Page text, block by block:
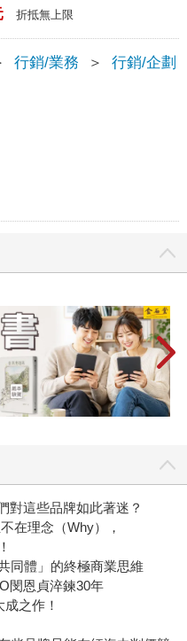
折抵無上限
行銷/業務 ＞ 行銷/企劃
這些品牌如此著迷？
在理念（Why），
同體」的終極商業思維
閔恩貞淬鍊30年
之作！